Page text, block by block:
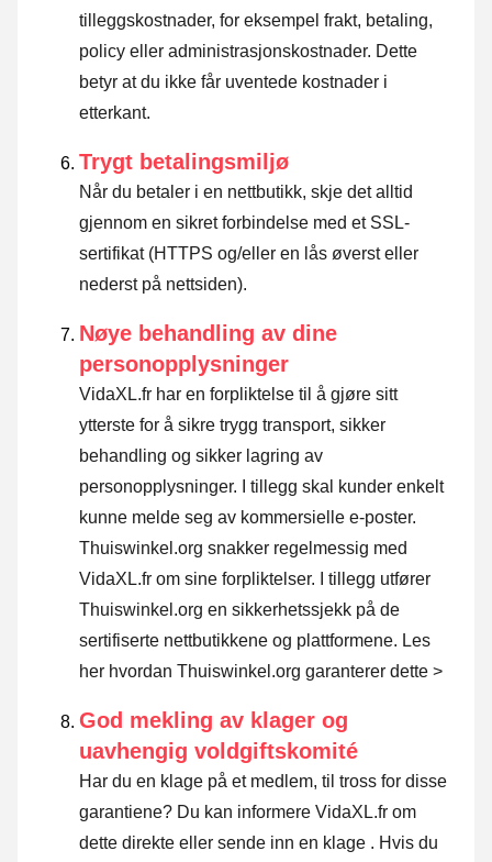
tilleggskostnader, for eksempel frakt, betaling,
policy eller administrasjonskostnader. Dette
betyr at du ikke får uventede kostnader i
etterkant.
Trygt betalingsmiljø
Når du betaler i en nettbutikk, skje det alltid
gjennom en sikret forbindelse med et SSL-
sertifikat (HTTPS og/eller en lås øverst eller
nederst på nettsiden).
Nøye behandling av dine
personopplysninger
VidaXL.fr har en forpliktelse til å gjøre sitt
ytterste for å sikre trygg transport, sikker
behandling og sikker lagring av
personopplysninger. I tillegg skal kunder enkelt
kunne melde seg av kommersielle e-poster.
Thuiswinkel.org snakker regelmessig med
VidaXL.fr om sine forpliktelser. I tillegg utfører
Thuiswinkel.org en sikkerhetssjekk på de
sertifiserte nettbutikkene og plattformene. Les
her hvordan Thuiswinkel.org garanterer dette >
God mekling av klager og
uavhengig voldgiftskomité
Har du en klage på et medlem, til tross for disse
garantiene? Du kan informere VidaXL.fr om
dette direkte eller sende inn en klage . Hvis du